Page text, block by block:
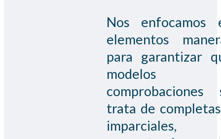
Nos enfocamos
elementos
para garantizar
modelos
comprobaciones
trata de
imparciales,